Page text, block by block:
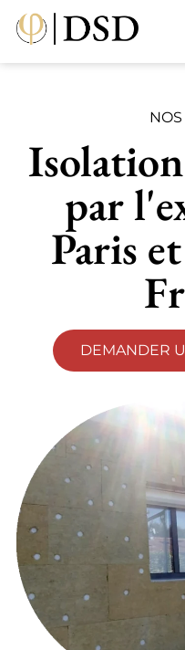
par
Paris
DEMANDER